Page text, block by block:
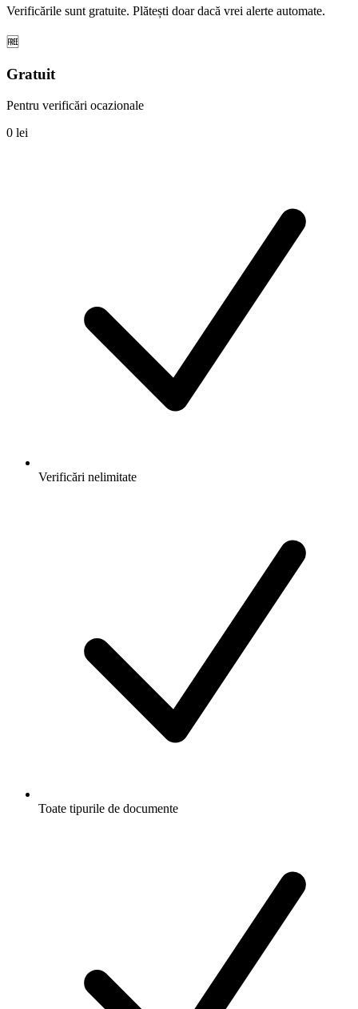
Verificările sunt gratuite. Plătești doar dacă vrei alerte automate.
🆓
Gratuit
Pentru verificări ocazionale
0 lei
Verificări nelimitate
Toate tipurile de documente